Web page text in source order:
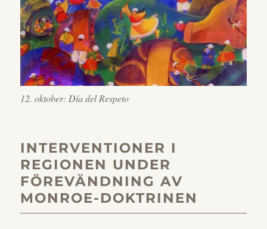
12. oktober: Día del Respeto
INTERVENTIONER I
REGIONEN UNDER
FÖREVÄNDNING AV
MONROE-DOKTRINEN